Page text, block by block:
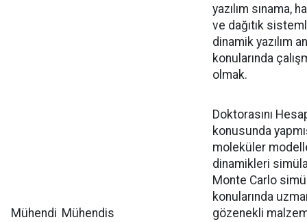
yazılım sınama,
ve dağıtık
dinamik yazılım
konularında
olmak.
Mühendi Mühendis
Doktorasını
konusunda
moleküler
dinamikleri
Monte Carlo
konularında
gözenekli